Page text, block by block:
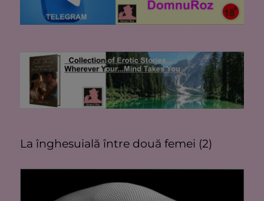
La înghesuială între două femei (2)